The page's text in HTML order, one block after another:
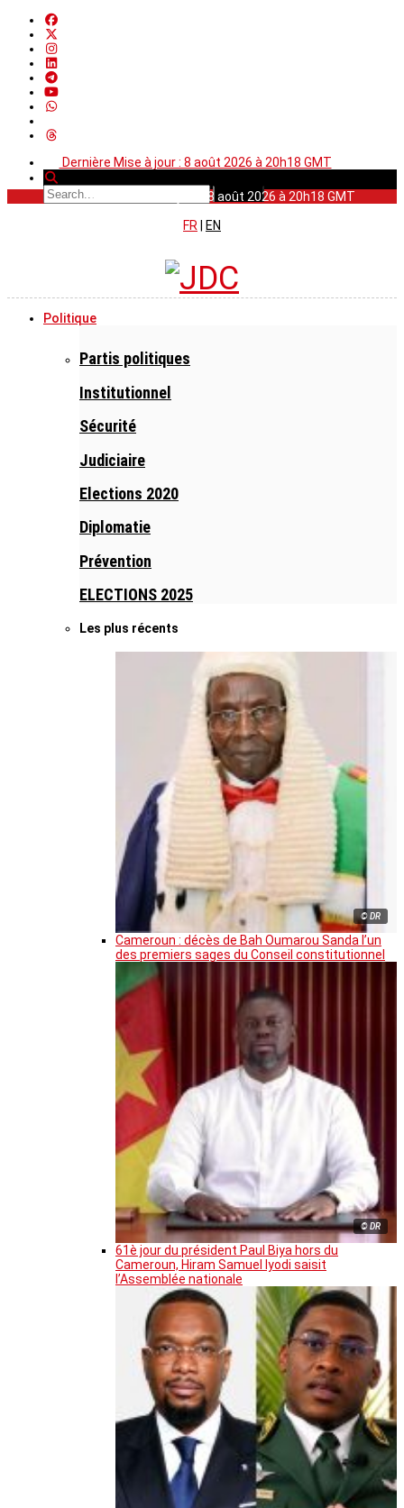
Dernière Mise à jour : 8 août 2026 à 20h18 GMT
Dernière Mise à jour : 8 août 2026 à 20h18 GMT
FR
EN
Politique
Partis politiques
Institutionnel
Sécurité
Judiciaire
Elections 2020
Diplomatie
Prévention
ELECTIONS 2025
Les plus récents
© DR
Cameroun : décès de Bah Oumarou Sanda l’un
des premiers sages du Conseil constitutionnel
© DR
61è jour du président Paul Biya hors du
Cameroun, Hiram Samuel Iyodi saisit
l’Assemblée nationale